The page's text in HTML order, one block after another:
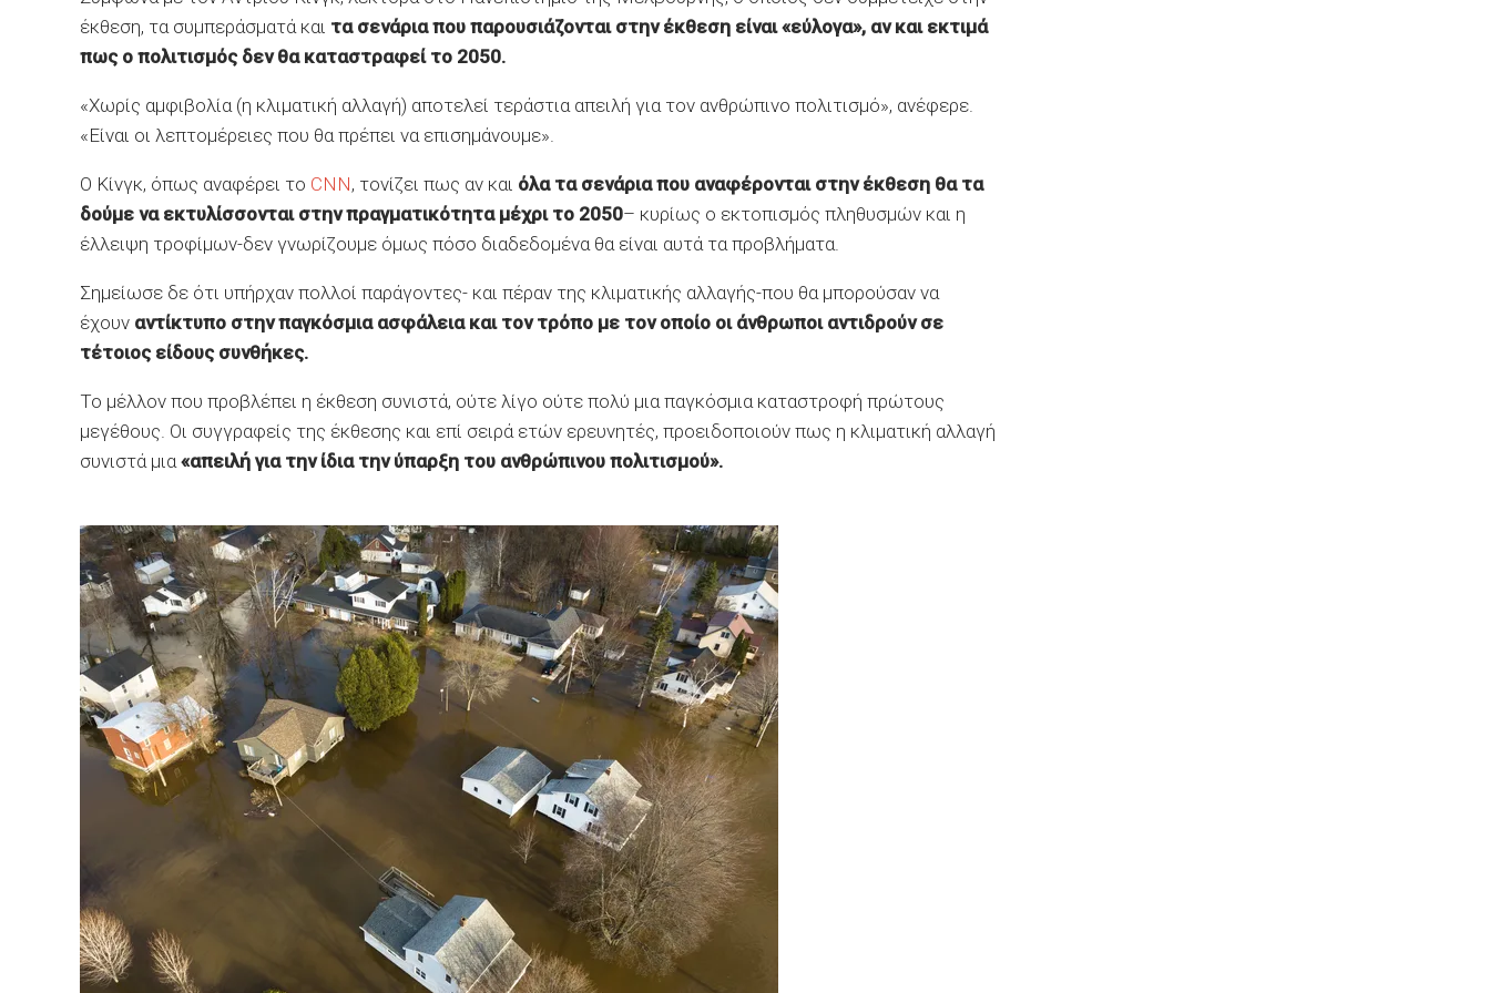
έκθεση, τα συμπεράσματά και τα σενάρια που παρουσιάζονται στην έκθεση είναι «εύλογα», αν και εκτιμά
πως ο πολιτισμός δεν θα καταστραφεί το 2050.
«Χωρίς αμφιβολία (η κλιματική αλλαγή) αποτελεί τεράστια απειλή για τον ανθρώπινο πολιτισμό», ανέφερε.
«Είναι οι λεπτομέρειες που θα πρέπει να επισημάνουμε».
Ο Κίνγκ, όπως αναφέρει το CNN, τονίζει πως αν και όλα τα σενάρια που αναφέρονται στην έκθεση θα τα
δούμε να εκτυλίσσονται στην πραγματικότητα μέχρι το 2050– κυρίως ο εκτοπισμός πληθυσμών και η
έλλειψη τροφίμων-δεν γνωρίζουμε όμως πόσο διαδεδομένα θα είναι αυτά τα προβλήματα.
Σημείωσε δε ότι υπήρχαν πολλοί παράγοντες- και πέραν της κλιματικής αλλαγής-που θα μπορούσαν να
έχουν αντίκτυπο στην παγκόσμια ασφάλεια και τον τρόπο με τον οποίο οι άνθρωποι αντιδρούν σε
τέτοιος είδους συνθήκες.
Το μέλλον που προβλέπει η έκθεση συνιστά, ούτε λίγο ούτε πολύ μια παγκόσμια καταστροφή πρώτους
μεγέθους. Οι συγγραφείς της έκθεσης και επί σειρά ετών ερευνητές, προειδοποιούν πως η κλιματική αλλαγή
συνιστά μια«απειλή για την ίδια την ύπαρξη του ανθρώπινου πολιτισμού».